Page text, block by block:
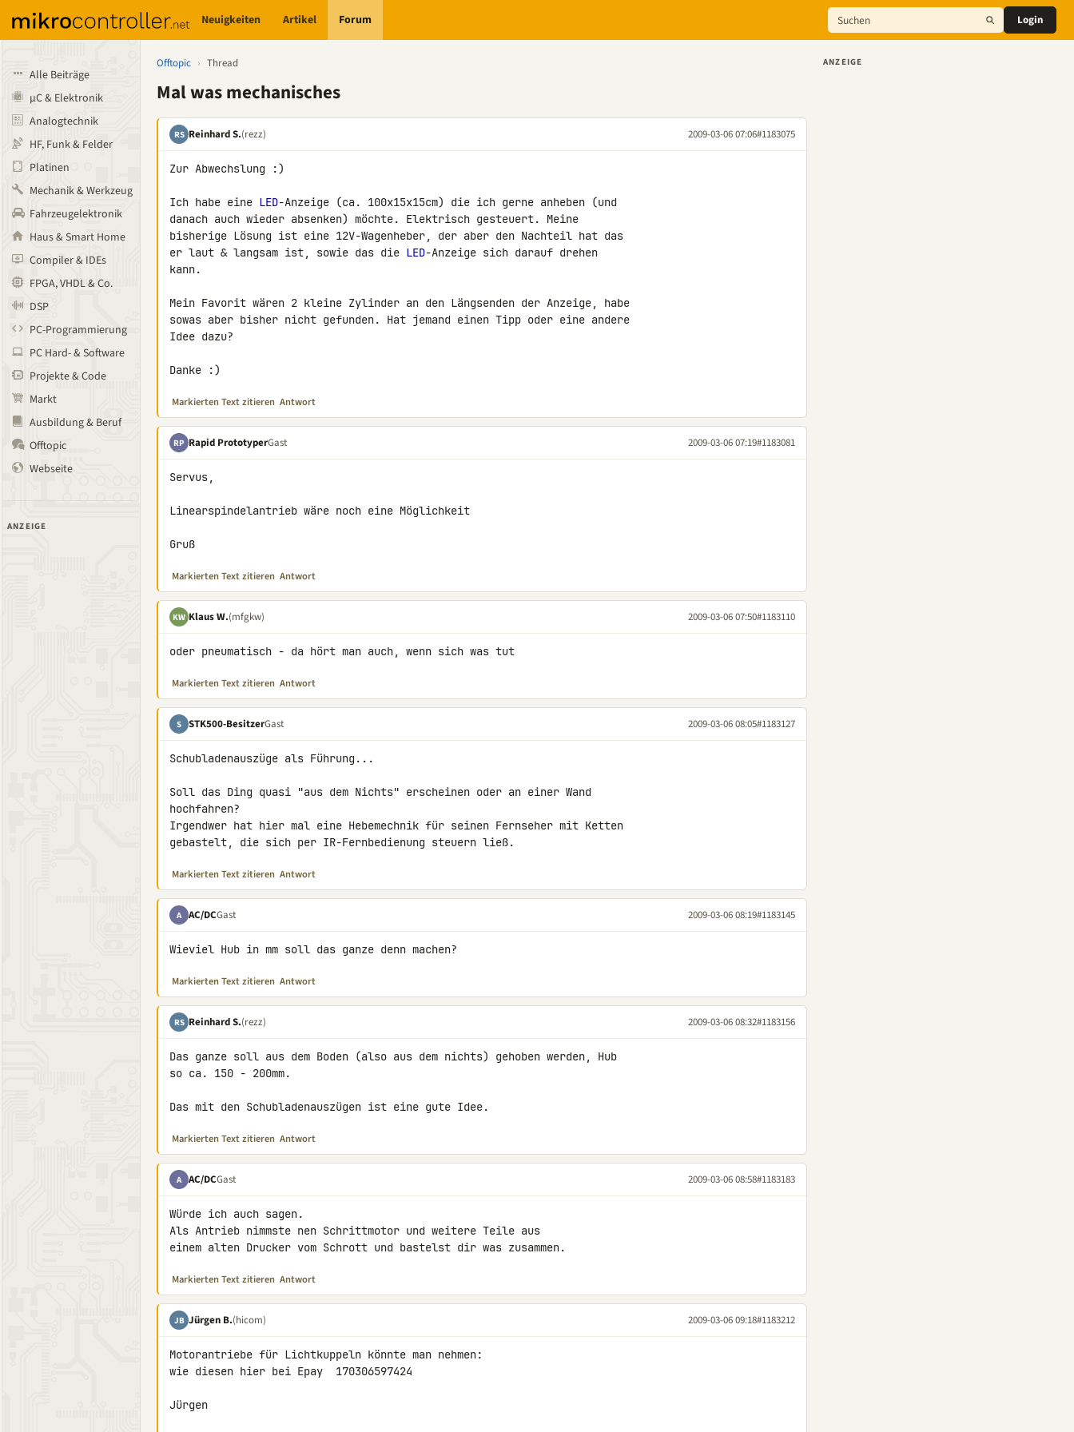
Neuigkeiten Artikel Forum Login
Alle Beiträge
µC & Elektronik
Analogtechnik
HF, Funk & Felder
Platinen
Mechanik & Werkzeug
Fahrzeugelektronik
Haus & Smart Home
Compiler & IDEs
FPGA, VHDL & Co.
DSP
PC-Programmierung
PC Hard- & Software
Projekte & Code
Markt
Ausbildung & Beruf
Offtopic
Webseite
ANZEIGE
Offtopic › Thread
Mal was mechanisches
RS Reinhard S.(rezz) 2009-03-06 07:06#1183075
Zur Abwechslung :)
Ich habe eine LED-Anzeige (ca. 100x15x15cm) die ich gerne anheben (und
danach auch wieder absenken) möchte. Elektrisch gesteuert. Meine
bisherige Lösung ist eine 12V-Wagenheber, der aber den Nachteil hat das
er laut & langsam ist, sowie das die LED-Anzeige sich darauf drehen
kann.
Mein Favorit wären 2 kleine Zylinder an den Längsenden der Anzeige, habe
sowas aber bisher nicht gefunden. Hat jemand einen Tipp oder eine andere
Idee dazu?
Danke :)
Markierten Text zitieren Antwort
RP Rapid PrototyperGast 2009-03-06 07:19#1183081
Servus,
Linearspindelantrieb wäre noch eine Möglichkeit
Gruß
Markierten Text zitieren Antwort
KW Klaus W.(mfgkw) 2009-03-06 07:50#1183110
oder pneumatisch - da hört man auch, wenn sich was tut
Markierten Text zitieren Antwort
S STK500-BesitzerGast 2009-03-06 08:05#1183127
Schubladenauszüge als Führung...
Soll das Ding quasi "aus dem Nichts" erscheinen oder an einer Wand
hochfahren?
Irgendwer hat hier mal eine Hebemechnik für seinen Fernseher mit Ketten
gebastelt, die sich per IR-Fernbedienung steuern ließ.
Markierten Text zitieren Antwort
A AC/DCGast 2009-03-06 08:19#1183145
Wieviel Hub in mm soll das ganze denn machen?
Markierten Text zitieren Antwort
RS Reinhard S.(rezz) 2009-03-06 08:32#1183156
Das ganze soll aus dem Boden (also aus dem nichts) gehoben werden, Hub
so ca. 150 - 200mm.
Das mit den Schubladenauszügen ist eine gute Idee.
Markierten Text zitieren Antwort
A AC/DCGast 2009-03-06 08:58#1183183
Würde ich auch sagen.
Als Antrieb nimmste nen Schrittmotor und weitere Teile aus
einem alten Drucker vom Schrott und bastelst dir was zusammen.
Markierten Text zitieren Antwort
JB Jürgen B.(hicom) 2009-03-06 09:18#1183212
Motorantriebe für Lichtkuppeln könnte man nehmen:
wie diesen hier bei Epay  170306597424
Jürgen
ANZEIGE